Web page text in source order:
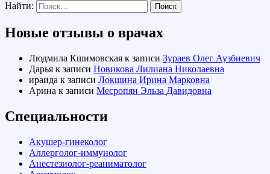
Найти:
Новые отзывы о врачах
Людмила Кшимовская к записи Зураев Олег Аузбиевич
Дарья к записи Новикова Лилиана Николаевна
ираида к записи Локшина Ирина Марковна
Арина к записи Месропян Эльза Давидовна
Специальности
Акушер-гинеколог
Аллерголог-иммунолог
Анестезиолог-реаниматолог